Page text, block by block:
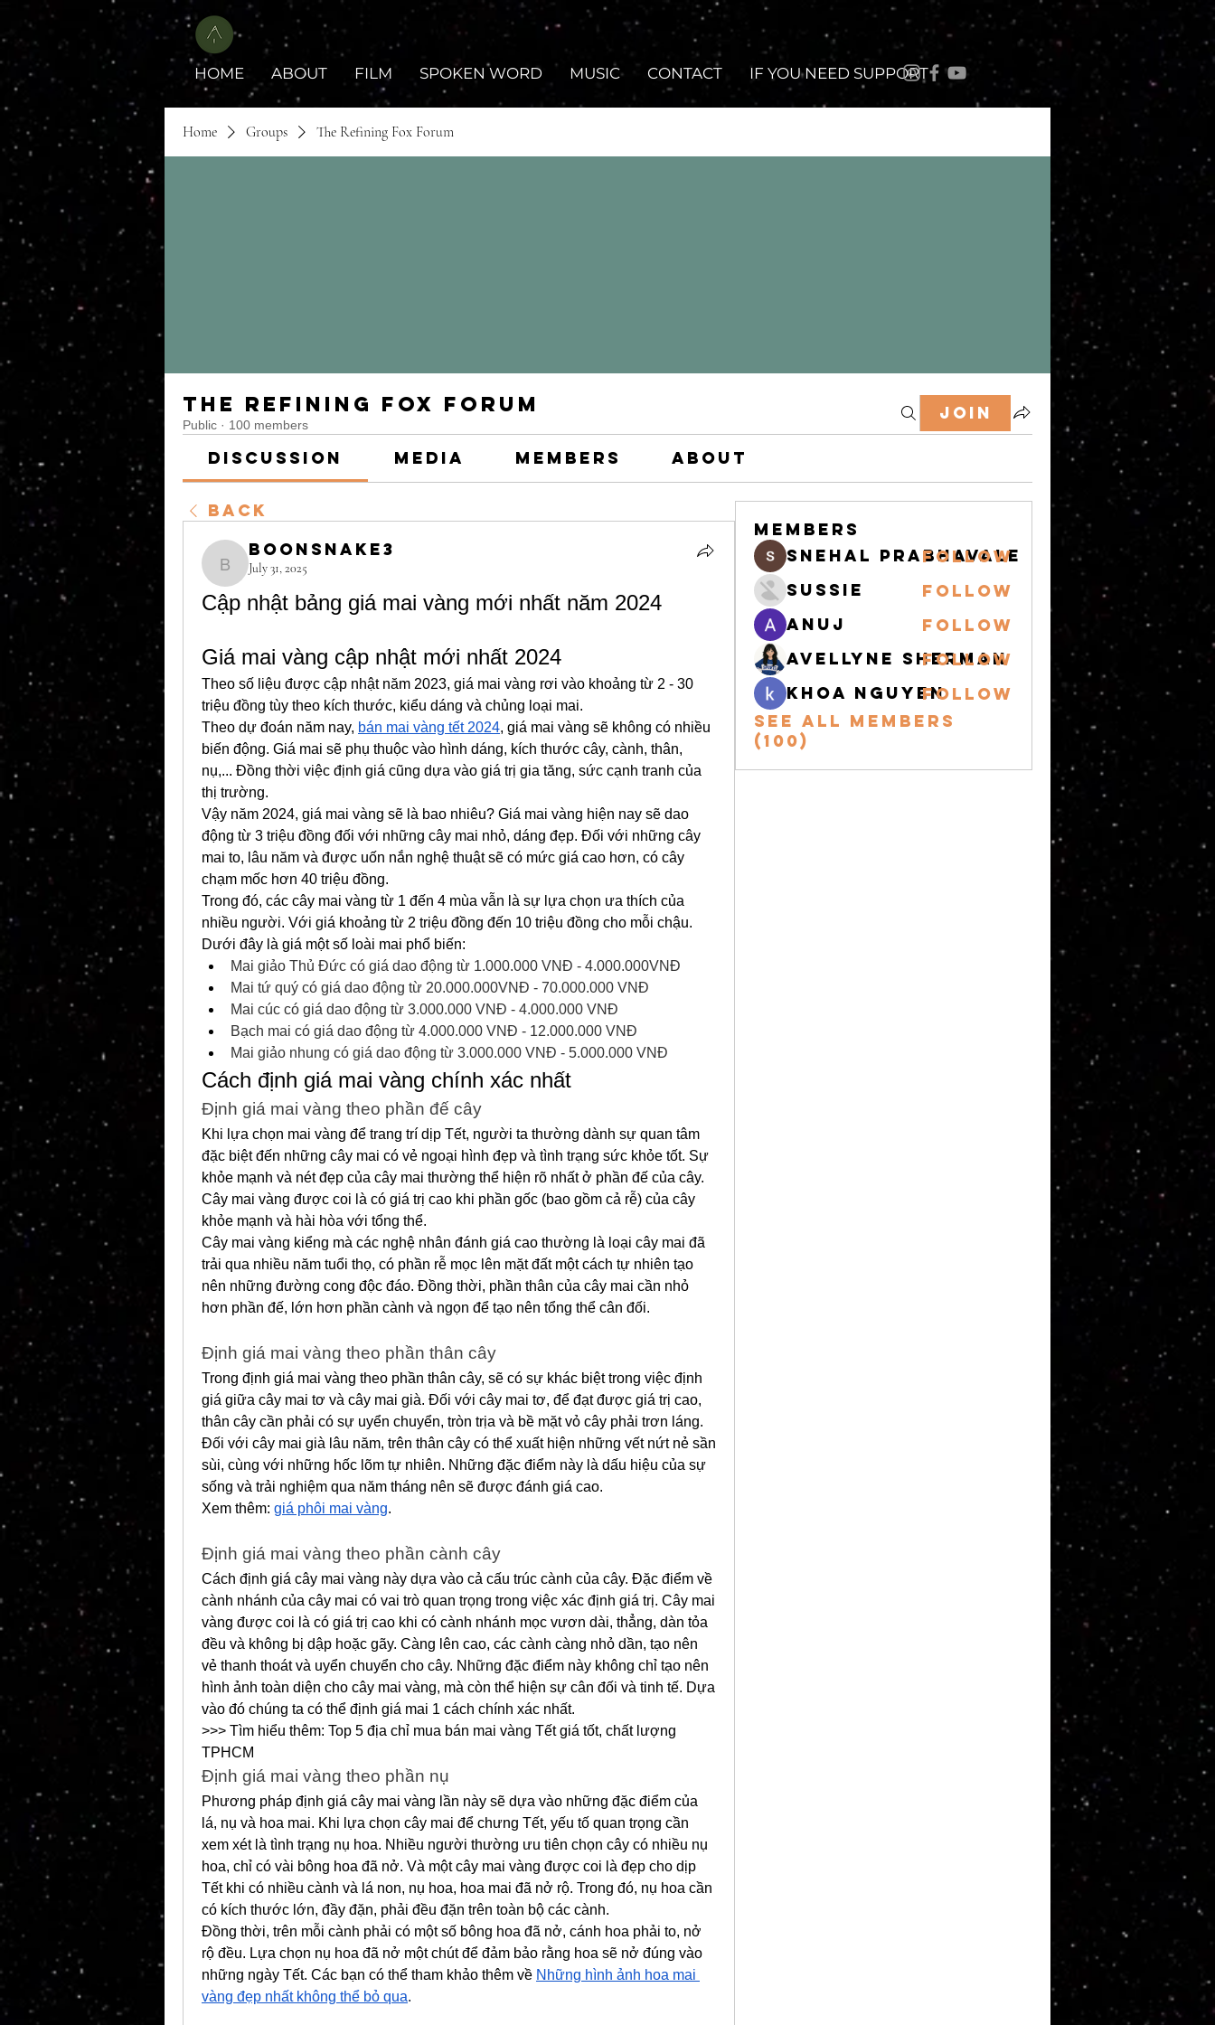
HOME ABOUT FILM SPOKEN WORD MUSIC CONTACT IF YOU NEED SUPPORT
Home Groups The Refining Fox Forum
The Refining Fox Forum
Public · 100 members
Join
Discussion Media Members About
Back
boonsnake3
boonsnake3
July 31, 2025
Cập nhật bảng giá mai vàng mới nhất năm 2024
Giá mai vàng cập nhật mới nhất 2024
Theo số liệu được cập nhật năm 2023, giá mai vàng rơi vào khoảng từ 2 - 30
triệu đồng tùy theo kích thước, kiểu dáng và chủng loại mai.
Theo dự đoán năm nay, bán mai vàng tết 2024, giá mai vàng sẽ không có nhiều
biến động. Giá mai sẽ phụ thuộc vào hình dáng, kích thước cây, cành, thân,
nụ,... Đồng thời việc định giá cũng dựa vào giá trị gia tăng, sức cạnh tranh của
thị trường.
Vậy năm 2024, giá mai vàng sẽ là bao nhiêu? Giá mai vàng hiện nay sẽ dao
động từ 3 triệu đồng đối với những cây mai nhỏ, dáng đẹp. Đối với những cây
mai to, lâu năm và được uốn nắn nghệ thuật sẽ có mức giá cao hơn, có cây
chạm mốc hơn 40 triệu đồng.
Trong đó, các cây mai vàng từ 1 đến 4 mùa vẫn là sự lựa chọn ưa thích của
nhiều người. Với giá khoảng từ 2 triệu đồng đến 10 triệu đồng cho mỗi chậu.
Dưới đây là giá một số loài mai phổ biến:
Mai giảo Thủ Đức có giá dao động từ 1.000.000 VNĐ - 4.000.000VNĐ
Mai tứ quý có giá dao động từ 20.000.000VNĐ - 70.000.000 VNĐ
Mai cúc có giá dao động từ 3.000.000 VNĐ - 4.000.000 VNĐ
Bạch mai có giá dao động từ 4.000.000 VNĐ - 12.000.000 VNĐ
Mai giảo nhung có giá dao động từ 3.000.000 VNĐ - 5.000.000 VNĐ
Cách định giá mai vàng chính xác nhất
Định giá mai vàng theo phần đế cây
Khi lựa chọn mai vàng để trang trí dịp Tết, người ta thường dành sự quan tâm
đặc biệt đến những cây mai có vẻ ngoại hình đẹp và tình trạng sức khỏe tốt. Sự
khỏe mạnh và nét đẹp của cây mai thường thể hiện rõ nhất ở phần đế của cây.
Cây mai vàng được coi là có giá trị cao khi phần gốc (bao gồm cả rễ) của cây
khỏe mạnh và hài hòa với tổng thể.
Cây mai vàng kiểng mà các nghệ nhân đánh giá cao thường là loại cây mai đã
trải qua nhiều năm tuổi thọ, có phần rễ mọc lên mặt đất một cách tự nhiên tạo
nên những đường cong độc đáo. Đồng thời, phần thân của cây mai cần nhỏ
hơn phần đế, lớn hơn phần cành và ngọn để tạo nên tổng thể cân đối.
Định giá mai vàng theo phần thân cây
Trong định giá mai vàng theo phần thân cây, sẽ có sự khác biệt trong việc định
giá giữa cây mai tơ và cây mai già. Đối với cây mai tơ, để đạt được giá trị cao,
thân cây cần phải có sự uyển chuyển, tròn trịa và bề mặt vỏ cây phải trơn láng.
Đối với cây mai già lâu năm, trên thân cây có thể xuất hiện những vết nứt nẻ sần
sùi, cùng với những hốc lõm tự nhiên. Những đặc điểm này là dấu hiệu của sự
sống và trải nghiệm qua năm tháng nên sẽ được đánh giá cao.
Xem thêm: giá phôi mai vàng.
Định giá mai vàng theo phần cành cây
Cách định giá cây mai vàng này dựa vào cả cấu trúc cành của cây. Đặc điểm về
cành nhánh của cây mai có vai trò quan trọng trong việc xác định giá trị. Cây mai
vàng được coi là có giá trị cao khi có cành nhánh mọc vươn dài, thẳng, dàn tỏa
đều và không bị dập hoặc gãy. Càng lên cao, các cành càng nhỏ dần, tạo nên
vẻ thanh thoát và uyển chuyển cho cây. Những đặc điểm này không chỉ tạo nên
hình ảnh toàn diện cho cây mai vàng, mà còn thể hiện sự cân đối và tinh tế. Dựa
vào đó chúng ta có thể định giá mai 1 cách chính xác nhất.
>>> Tìm hiểu thêm: Top 5 địa chỉ mua bán mai vàng Tết giá tốt, chất lượng
TPHCM
Định giá mai vàng theo phần nụ
Phương pháp định giá cây mai vàng lần này sẽ dựa vào những đặc điểm của
lá, nụ và hoa mai. Khi lựa chọn cây mai để chưng Tết, yếu tố quan trọng cần
xem xét là tình trạng nụ hoa. Nhiều người thường ưu tiên chọn cây có nhiều nụ
hoa, chỉ có vài bông hoa đã nở. Và một cây mai vàng được coi là đẹp cho dịp
Tết khi có nhiều cành và lá non, nụ hoa, hoa mai đã nở rộ. Trong đó, nụ hoa cần
có kích thước lớn, đầy đặn, phải đều đặn trên toàn bộ các cành.
Đồng thời, trên mỗi cành phải có một số bông hoa đã nở, cánh hoa phải to, nở
rộ đều. Lựa chọn nụ hoa đã nở một chút để đảm bảo rằng hoa sẽ nở đúng vào
những ngày Tết. Các bạn có thể tham khảo thêm về Những hình ảnh hoa mai
vàng đẹp nhất không thể bỏ qua.
Members
snehal prabhavale
Follow
Sussie
Follow
Anuj
Follow
Avellyne Sherman
Follow
khoa nguyenFollow
See All Members
(100)